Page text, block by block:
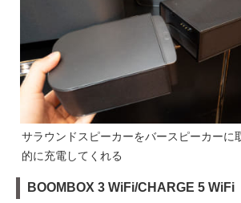
サラウンドスピーカーをバースピーカーに
的に充電してくれる
BOOMBOX 3 WiFi/CHARGE 5 WiFi